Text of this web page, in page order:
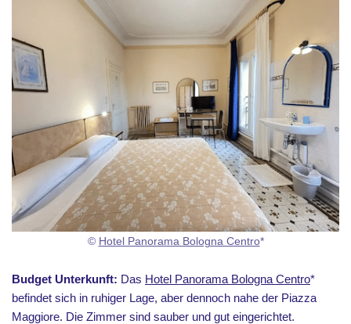
© Hotel Panorama Bologna Centro*
Budget Unterkunft: Das Hotel Panorama Bologna Centro*
befindet sich in ruhiger Lage, aber dennoch nahe der Piazza
Maggiore. Die Zimmer sind sauber und gut eingerichtet.